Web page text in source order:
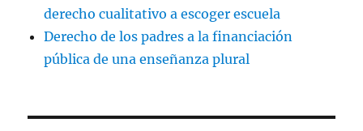
derecho cualitativo a escoger escuela
Derecho de los padres a la financiación
pública de una enseñanza plural